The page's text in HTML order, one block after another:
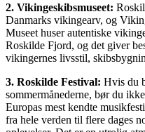
2. Vikingeskibsmuseet:
Danmarks vikingearv, og
Museet huser autentiske
Roskilde Fjord, og det giver
vikingernes livsstil,
3. Roskilde Festival: Hvis du
sommermånederne, bør du
Europas mest kendte
fra hele verden til flere dages